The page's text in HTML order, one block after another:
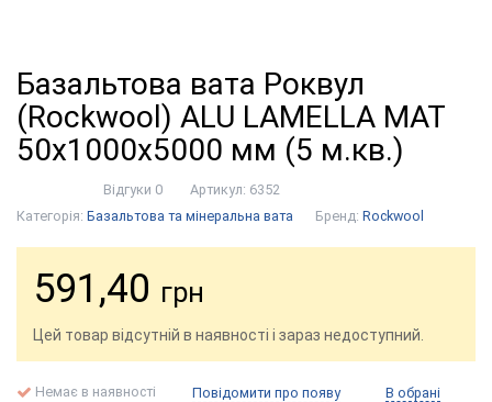
Базальтова вата Роквул
(Rockwool) ALU LAMELLA MAT
50x1000x5000 мм (5 м.кв.)
Відгуки 0 Артикул: 6352
Категорія: Базальтова та мінеральна вата Бренд: Rockwool
591,40 грн
Цей товар відсутній в наявності і зараз недоступний.
Немає в наявності Повідомити про появу
В обрані